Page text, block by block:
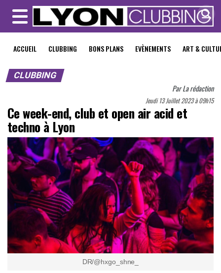
MENU
ACCUEIL CLUBBING BONS PLANS EVÈNEMENTS ART &
CLUBBING
ParLa rédaction
Jeudi 13 Juillet 2023 à 09h15
Ce week-end, club et open air acid et
techno à Lyon
DR/@hxgo_shne_